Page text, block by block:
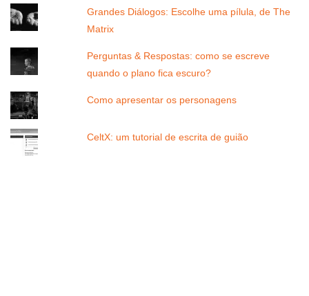
Grandes Diálogos: Escolhe uma pílula, de The
Matrix
Perguntas & Respostas: como se escreve
quando o plano fica escuro?
Como apresentar os personagens
CeltX: um tutorial de escrita de guião